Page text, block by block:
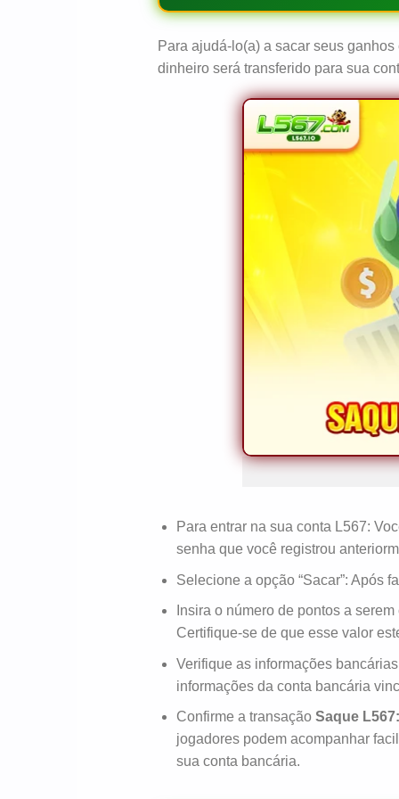
Para ajudá-lo(a) a sacar seus
dinheiro será transferido para sua
Para entrar na sua conta L567:
senha que você registrou
Selecione a opção “Sacar”: Após
Insira o número de pontos a
Certifique-se de que esse valor
Verifique as informações
informações da conta bancária
Confirme a transação Saque
jogadores podem acompanhar
sua conta bancária.